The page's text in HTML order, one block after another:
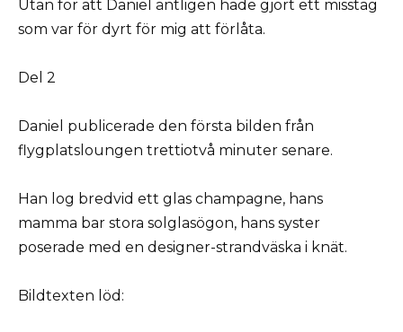
Utan för att Daniel äntligen hade gjort ett misstag
som var för dyrt för mig att förlåta.
Del 2
Daniel publicerade den första bilden från
flygplatsloungen trettiotvå minuter senare.
Han log bredvid ett glas champagne, hans
mamma bar stora solglasögon, hans syster
poserade med en designer-strandväska i knät.
Bildtexten löd: